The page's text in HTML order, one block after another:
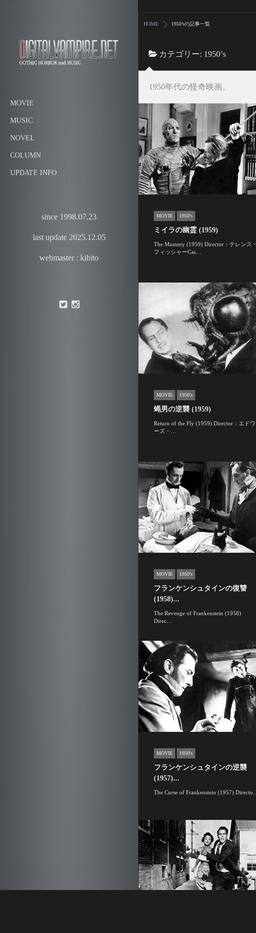
MOVIE
MUSIC
NOVEL
COLUMN
UPDATE INFO
since 1998.07.23
last update 2025.12.05
webmaster : kihito
HOME 1950’sの記事一覧
カテゴリー: 1950’s
1950年代の怪奇映画。
MOVIE 1950's
ミイラの幽霊 (1959)
The Mummy (1959) Director：テレンス・
フィッシャーCas…
MOVIE 1950's
蝿男の逆襲 (1959)
Return of the Fly (1959) Director：エドワ
ーズ・…
MOVIE 1950's
フランケンシュタインの復讐
(1958)...
The Revenge of Frankenstein (1958)
Direc…
MOVIE 1950's
フランケンシュタインの逆襲
(1957)...
The Curse of Frankenstein (1957) Directo…